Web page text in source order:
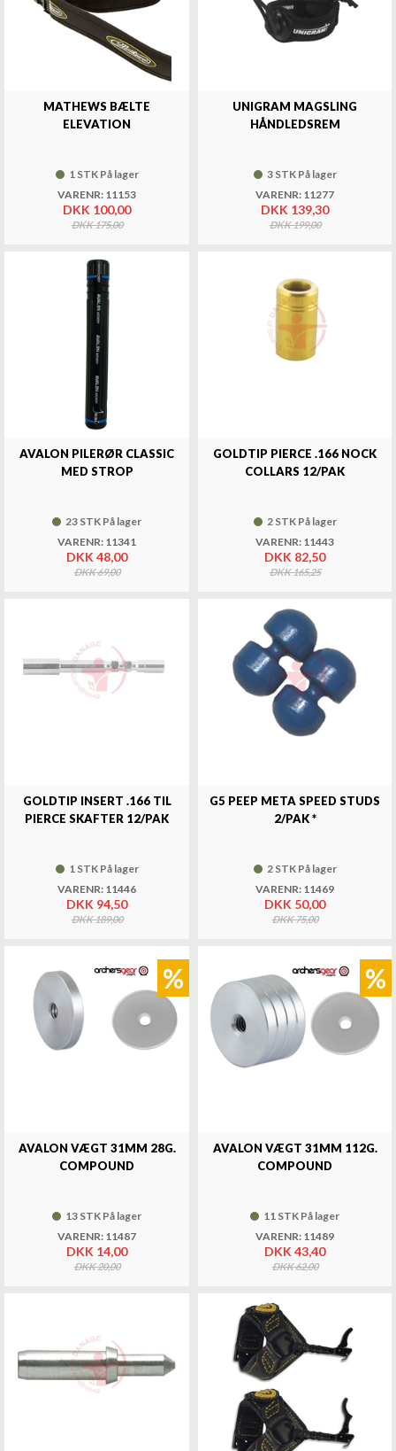
MATHEWS BÆLTE
ELEVATION
1 STK På lager
VARENR: 11153
DKK 100,00
DKK 175,00
UNIGRAM MAGSLING
HÅNDLEDSREM
3 STK På lager
VARENR: 11277
DKK 139,30
DKK 199,00
AVALON PILERØR CLASSIC
MED STROP
23 STK På lager
VARENR: 11341
DKK 48,00
DKK 69,00
GOLDTIP PIERCE .166 NOCK
COLLARS 12/PAK
2 STK På lager
VARENR: 11443
DKK 82,50
DKK 165,25
GOLDTIP INSERT .166 TIL
PIERCE SKAFTER 12/PAK
1 STK På lager
VARENR: 11446
DKK 94,50
DKK 189,00
G5 PEEP META SPEED STUDS
2/PAK *
2 STK På lager
VARENR: 11469
DKK 50,00
DKK 75,00
AVALON VÆGT 31MM 28G.
COMPOUND
13 STK På lager
VARENR: 11487
DKK 14,00
DKK 20,00
%
AVALON VÆGT 31MM 112G.
COMPOUND
11 STK På lager
VARENR: 11489
DKK 43,40
DKK 62,00
%